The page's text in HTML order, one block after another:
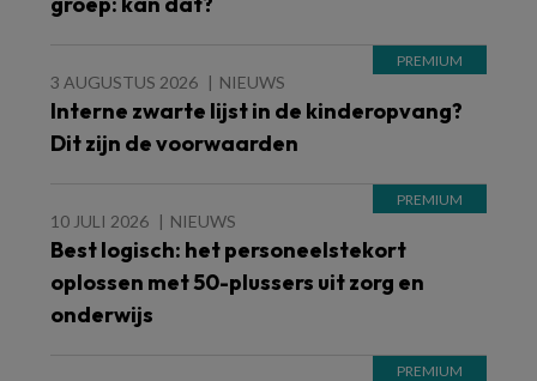
3 AUGUSTUS 2026 NIEUWS
Interne zwarte lijst in de kinderopvang?
Dit zijn de voorwaarden
10 JULI 2026 NIEUWS
Best logisch: het personeelstekort
oplossen met 50-plussers uit zorg en
onderwijs